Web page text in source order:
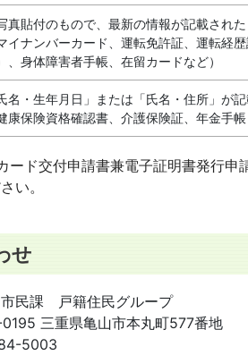
真貼付のもので、最新の情報が記載され
マイナンバーカード、運転免許証、運転経
、身体障害者手帳、在留カードなど）
名・生年月日」または「氏名・住所」が
健康保険資格確認書、介護保険証、年金手
ード交付申請書兼電子証明書発行
い。
せ
民課 戸籍住民グループ
三重県亀山市本丸町577番地
5003